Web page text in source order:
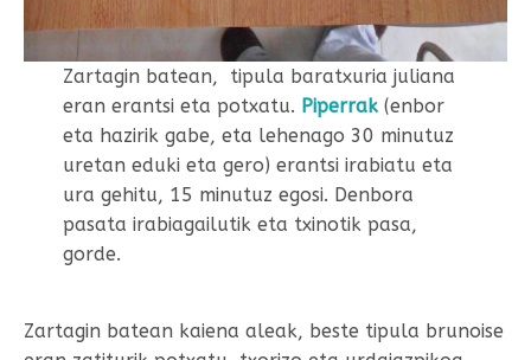
Zartagin batean, tipula baratxuria juliana
eran erantsi eta potxatu. Piperrak(enbor
eta hazirik gabe, eta lehenago 30 minutuz
uretan eduki eta gero) erantsi irabiatu eta
ura gehitu, 15 minutuz egosi. Denbora
pasata irabiagailutik eta txinotik pasa,
gorde.
Zartagin batean kaiena aleak, beste tipula brunoise